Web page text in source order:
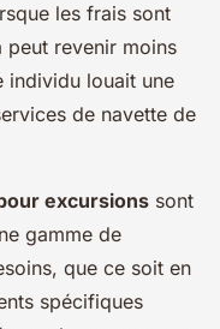
les frais sont
peut revenir moins
individu louait une
de navette de
excursions sont
gamme de
que ce soit en
spécifiques